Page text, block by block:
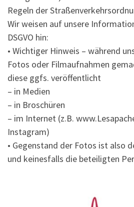
Regeln der
Wir weisen auf unsere
DSGVO hin:
• Wichtiger Hinweis – während
Fotos oder Filmaufnahmen
diese ggfs. veröffentlicht
– in Medien
– in Broschüren
– im Internet (z.B.
Instagram)
• Gegenstand der Fotos ist also
und keinesfalls die beteiligten